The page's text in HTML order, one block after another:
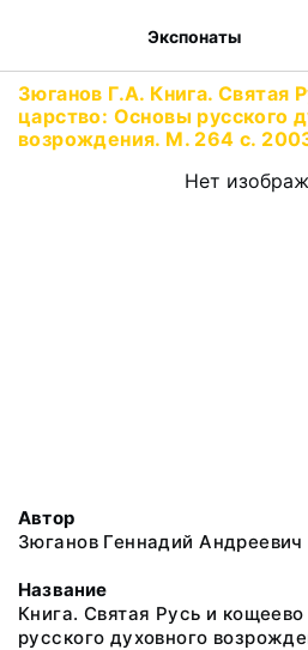
Экспонаты
Зюганов Г.А. Книга. Святая
царство: Основы русского
возрождения. М. 264 с.
Нет
Автор
Зюганов Геннадий Андреевич
Название
Книга. Святая Русь и
русского духовного